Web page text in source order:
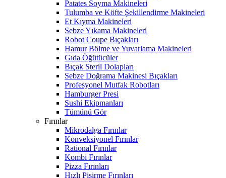
Patates Soyma Makineleri
Tulumba ve Köfte Şekillendirme Makineleri
Et Kıyma Makineleri
Sebze Yıkama Makineleri
Robot Coupe Bıçakları
Hamur Bölme ve Yuvarlama Makineleri
Gıda Öğütücüler
Bıçak Steril Dolapları
Sebze Doğrama Makinesi Bıçakları
Profesyonel Mutfak Robotları
Hamburger Presi
Sushi Ekipmanları
Tümünü Gör
Fırınlar
Mikrodalga Fırınlar
Konveksiyonel Fırınlar
Rational Fırınlar
Kombi Fırınlar
Pizza Fırınları
Hızlı Pişirme Fırınları